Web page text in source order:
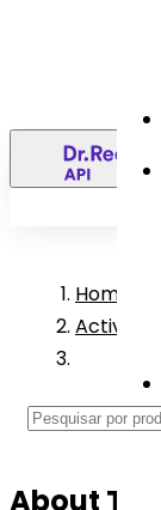
Home
Active
About